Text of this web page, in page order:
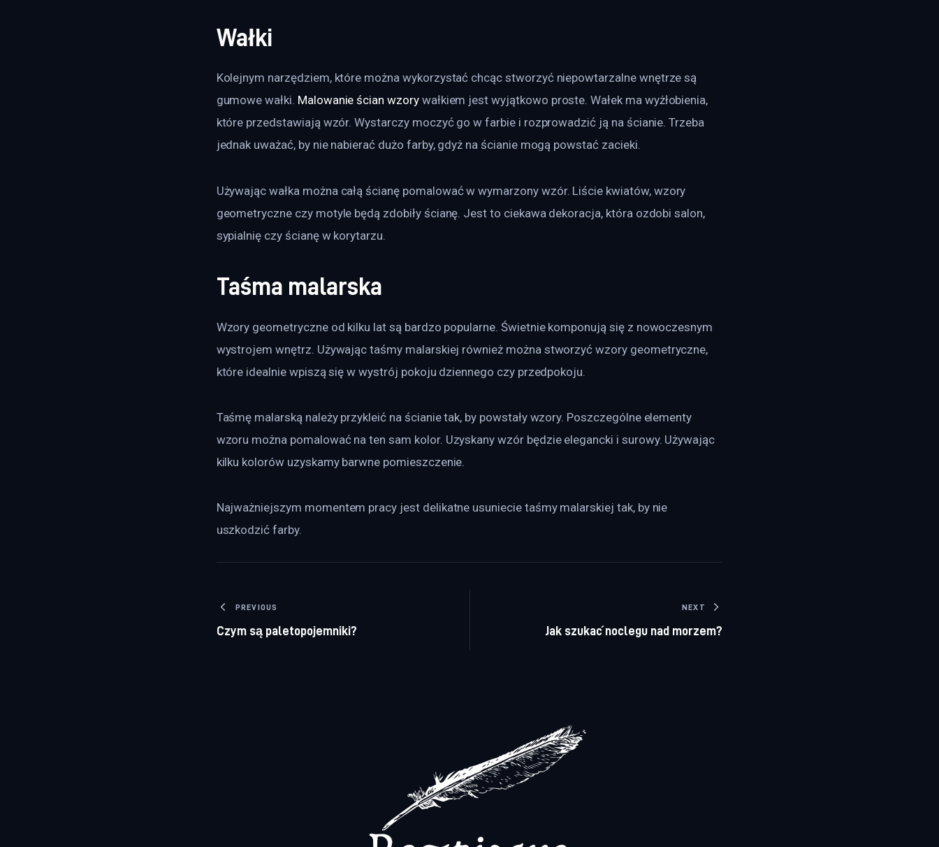
Wałki
Kolejnym narzędziem, które można wykorzystać chcąc stworzyć niepowtarzalne wnętrze są
gumowe wałki. Malowanie ścian wzory wałkiem jest wyjątkowo proste. Wałek ma wyżłobienia,
które przedstawiają wzór. Wystarczy moczyć go w farbie i rozprowadzić ją na ścianie. Trzeba
jednak uważać, by nie nabierać dużo farby, gdyż na ścianie mogą powstać zacieki.
Używając wałka można całą ścianę pomalować w wymarzony wzór. Liście kwiatów, wzory
geometryczne czy motyle będą zdobiły ścianę. Jest to ciekawa dekoracja, która ozdobi salon,
sypialnię czy ścianę w korytarzu.
Taśma malarska
Wzory geometryczne od kilku lat są bardzo popularne. Świetnie komponują się z nowoczesnym
wystrojem wnętrz. Używając taśmy malarskiej również można stworzyć wzory geometryczne,
które idealnie wpiszą się w wystrój pokoju dziennego czy przedpokoju.
Taśmę malarską należy przykleić na ścianie tak, by powstały wzory. Poszczególne elementy
wzoru można pomalować na ten sam kolor. Uzyskany wzór będzie elegancki i surowy. Używając
kilku kolorów uzyskamy barwne pomieszczenie.
Najważniejszym momentem pracy jest delikatne usuniecie taśmy malarskiej tak, by nie
uszkodzić farby.
Nawigacja wpisu
PREVIOUS
Czym są paletopojemniki?
NEXT
Jak szukać noclegu nad morzem?